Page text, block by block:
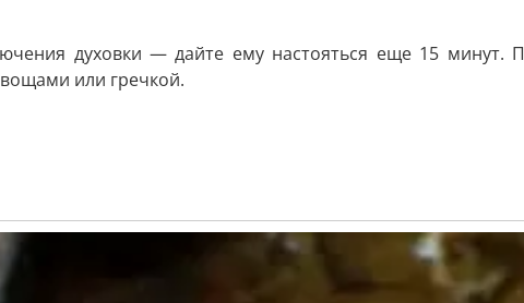
духовки — дайте ему настояться еще 15 минут.
или гречкой.